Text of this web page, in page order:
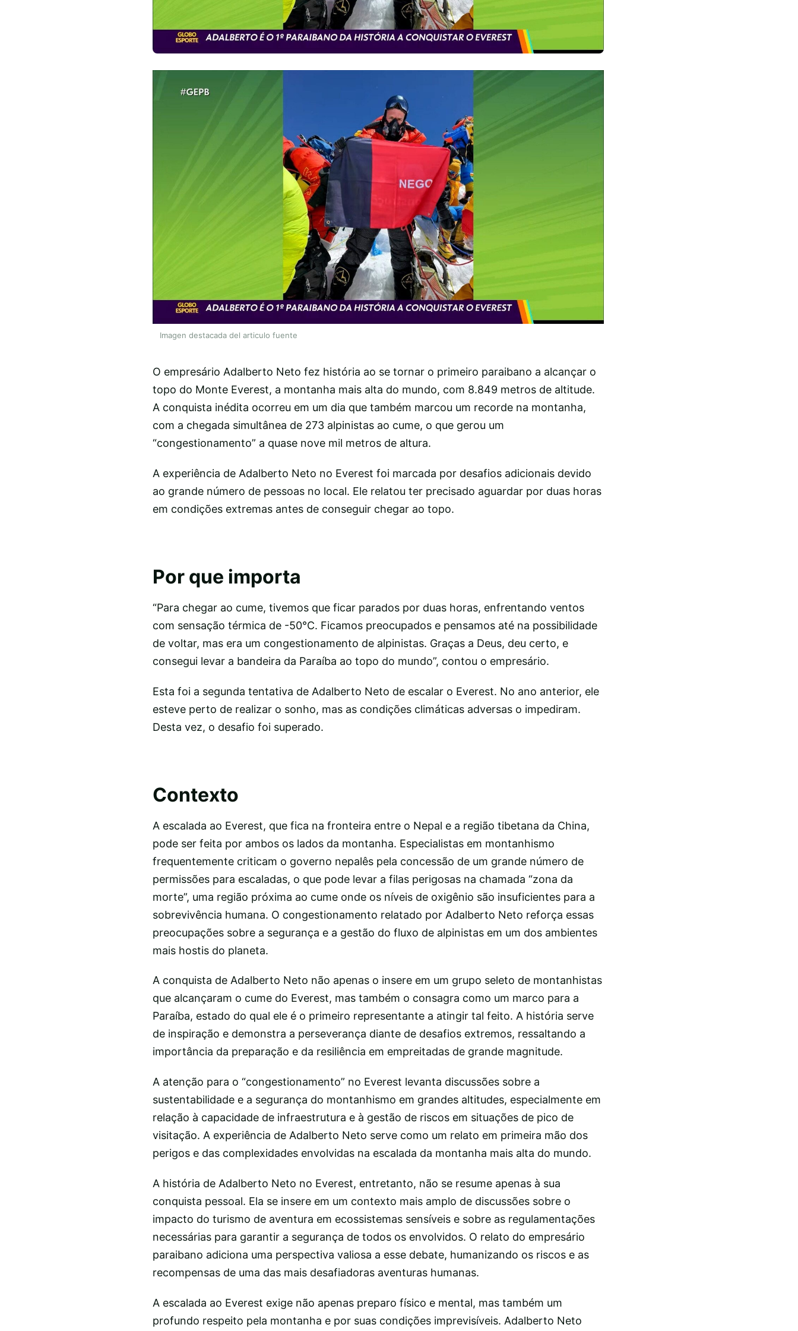
Imagen destacada del articulo fuente
O empresário Adalberto Neto fez história ao se tornar o primeiro paraibano a alcançar o
topo do Monte Everest, a montanha mais alta do mundo, com 8.849 metros de altitude.
A conquista inédita ocorreu em um dia que também marcou um recorde na montanha,
com a chegada simultânea de 273 alpinistas ao cume, o que gerou um
“congestionamento” a quase nove mil metros de altura.
A experiência de Adalberto Neto no Everest foi marcada por desafios adicionais devido
ao grande número de pessoas no local. Ele relatou ter precisado aguardar por duas horas
em condições extremas antes de conseguir chegar ao topo.
Por que importa
“Para chegar ao cume, tivemos que ficar parados por duas horas, enfrentando ventos
com sensação térmica de -50°C. Ficamos preocupados e pensamos até na possibilidade
de voltar, mas era um congestionamento de alpinistas. Graças a Deus, deu certo, e
consegui levar a bandeira da Paraíba ao topo do mundo”, contou o empresário.
Esta foi a segunda tentativa de Adalberto Neto de escalar o Everest. No ano anterior, ele
esteve perto de realizar o sonho, mas as condições climáticas adversas o impediram.
Desta vez, o desafio foi superado.
Contexto
A escalada ao Everest, que fica na fronteira entre o Nepal e a região tibetana da China,
pode ser feita por ambos os lados da montanha. Especialistas em montanhismo
frequentemente criticam o governo nepalês pela concessão de um grande número de
permissões para escaladas, o que pode levar a filas perigosas na chamada “zona da
morte”, uma região próxima ao cume onde os níveis de oxigênio são insuficientes para a
sobrevivência humana. O congestionamento relatado por Adalberto Neto reforça essas
preocupações sobre a segurança e a gestão do fluxo de alpinistas em um dos ambientes
mais hostis do planeta.
A conquista de Adalberto Neto não apenas o insere em um grupo seleto de montanhistas
que alcançaram o cume do Everest, mas também o consagra como um marco para a
Paraíba, estado do qual ele é o primeiro representante a atingir tal feito. A história serve
de inspiração e demonstra a perseverança diante de desafios extremos, ressaltando a
importância da preparação e da resiliência em empreitadas de grande magnitude.
A atenção para o “congestionamento” no Everest levanta discussões sobre a
sustentabilidade e a segurança do montanhismo em grandes altitudes, especialmente em
relação à capacidade de infraestrutura e à gestão de riscos em situações de pico de
visitação. A experiência de Adalberto Neto serve como um relato em primeira mão dos
perigos e das complexidades envolvidas na escalada da montanha mais alta do mundo.
A história de Adalberto Neto no Everest, entretanto, não se resume apenas à sua
conquista pessoal. Ela se insere em um contexto mais amplo de discussões sobre o
impacto do turismo de aventura em ecossistemas sensíveis e sobre as regulamentações
necessárias para garantir a segurança de todos os envolvidos. O relato do empresário
paraibano adiciona uma perspectiva valiosa a esse debate, humanizando os riscos e as
recompensas de uma das mais desafiadoras aventuras humanas.
A escalada ao Everest exige não apenas preparo físico e mental, mas também um
profundo respeito pela montanha e por suas condições imprevisíveis. Adalberto Neto